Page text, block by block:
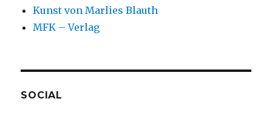
Kunst von Marlies Blauth
MFK – Verlag
SOCIAL